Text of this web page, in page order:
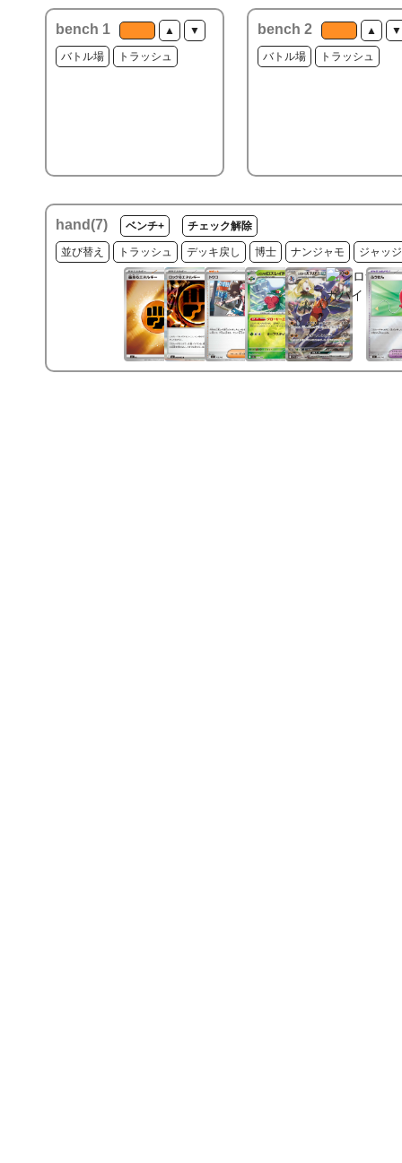
bench 1 ▲ ▼
バトル場 トラッシュ
bench 2 ▲ ▼
バトル場 トラッシュ
hand(7) ベンチ+ チェック解除
並び替え トラッシュ デッキ戻し 博士 ナンジャモ ジャッ